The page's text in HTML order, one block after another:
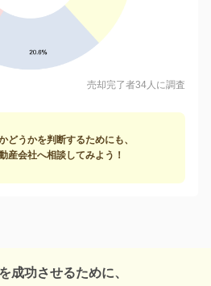
売却完了者34人に調査
どうかを判断するためにも、
産会社へ相談してみよう！
成功させるために、